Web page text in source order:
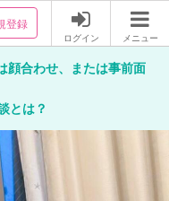
登録
ログイン メニュー
顔合わせ、または事前面
とは？